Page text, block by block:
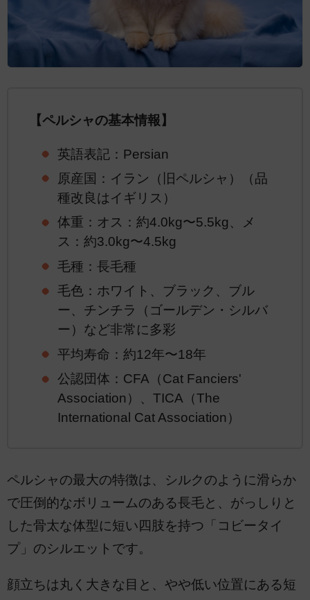
【ペルシャの基本情報】
英語表記：Persian
原産国：イラン（旧ペルシャ）（品
種改良はイギリス）
体重：オス：約4.0kg〜5.5kg、メ
ス：約3.0kg〜4.5kg
毛種：長毛種
毛色：ホワイト、ブラック、ブル
ー、チンチラ（ゴールデン・シルバ
ー）など非常に多彩
平均寿命：約12年〜18年
公認団体：CFA（Cat Fanciers'
Association）、TICA（The
International Cat Association）
ペルシャの最大の特徴は、シルクのように滑らか
で圧倒的なボリュームのある長毛と、がっしりと
した骨太な体型に短い四肢を持つ「コビータイ
プ」のシルエットです。
顔立ちは丸く大きな目と、やや低い位置にある短